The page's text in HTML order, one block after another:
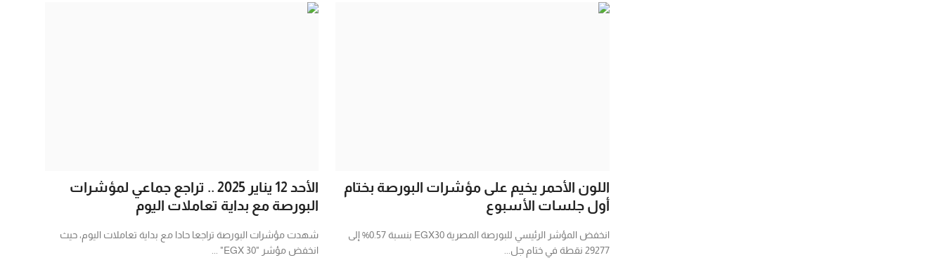
اللون الأحمر يخيم على مؤشرات البورصة بختام
أول جلسات الأسبوع
انخفض المؤشر الرئيسي للبورصة المصرية EGX30 بنسبة 0.57% إلى
29277 نقطة في ختام جل...
الأحد 12 يناير 2025 .. تراجع جماعي لمؤشرات
البورصة مع بداية تعاملات اليوم
شهدت مؤشرات البورصة تراجعا حادا مع بداية تعاملات اليوم، حيث
انخفض مؤشر "EGX 30" ...